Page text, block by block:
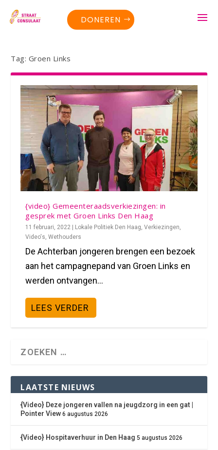
DONEREN
Tag: Groen Links
{video} Gemeenteraadsverkiezingen: in
gesprek met Groen Links Den Haag
11 februari, 2022 | Lokale Politiek Den Haag ,Verkiezingen
Video's ,Wethouders
De Achterban jongeren brengen een bezoek
aan het campagnepand van Groen Links en
werden ontvangen...
LEES VERDER
LAATSTE NIEUWS
{Video} Deze jongeren vallen na jeugdzorg in een gat |
Pointer View 6 augustus 2026
{Video} Hospitaverhuur in Den Haag 5 augustus 2026